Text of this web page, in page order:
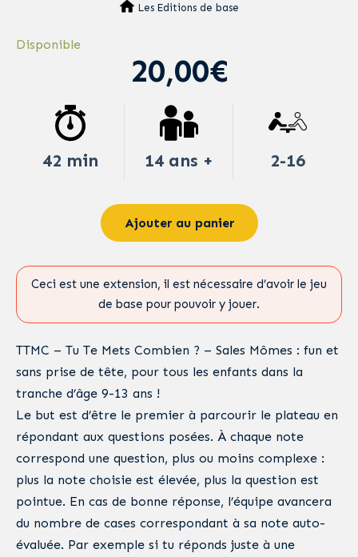
Les Editions de base
Disponible
20,00€
42 min 14 ans + 2-16
Ajouter au panier
Ceci est une extension, il est nécessaire d’avoir le jeu
de base pour pouvoir y jouer.
TTMC – Tu Te Mets Combien ? – Sales Mômes : fun et
sans prise de tête, pour tous les enfants dans la
tranche d’âge 9-13 ans !
Le but est d’être le premier à parcourir le plateau en
répondant aux questions posées. À chaque note
correspond une question, plus ou moins complexe :
plus la note choisie est élevée, plus la question est
pointue. En cas de bonne réponse, l’équipe avancera
du nombre de cases correspondant à sa note auto-
évaluée. Par exemple si tu réponds juste à une